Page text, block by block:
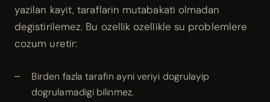
yazilan kayit, taraflarin mutabakati olmadan
degistirilemez. Bu ozellik ozellikle su problemlere
cozum uretir:
Birden fazla tarafin ayni veriyi dogrulayip
dogrulamadigi bilinmez.